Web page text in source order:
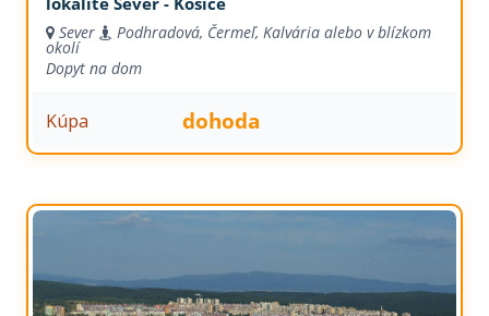
Sever Podhradová, Čermeľ, Kalvária alebo v blízkom
okolí
Dopyt na dom
Kúpa dohoda